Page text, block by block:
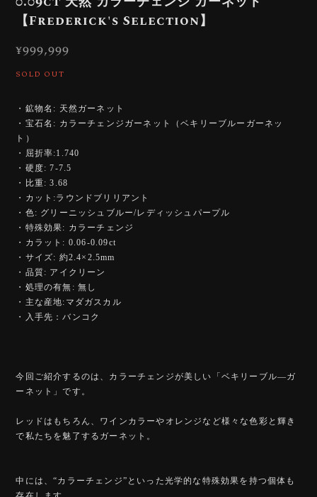
【Frederick's Selection】
¥999,999
SOLD OUT
・鉱物名: 天然ガーネット
・宝石名: カラーチェンジガーネット（ベキリーブルーガーネッ
ト）
・屈折率:1.740
・硬度: 7-7.5
・比重: 3.68
・カット:ラウンドブリリアント
・色: グリーニッシュブルー/レディッシュパープル
・特殊効果: カラーチェンジ
・カラット: 0.06-0.09ct
・サイズ: 約2.4×2.5mm
・品質: アイクリーン
・処理の有無: 無し
・主な産地:マダガスカル
・入手先：バンコク
今回ご紹介するのは、カラーチェンジが美しい「ベキリーブル―ガ
ーネット」です。
レッドはもちろん、ワインカラーやオレンジなど様々な色彩と輝き
で私たちを魅了するガーネット。
中には、“カラーチェンジ”といった光学的な特殊効果を持つ個体も